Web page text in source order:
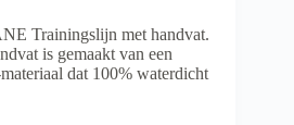
Trainingslijn met handvat.
is gemaakt van een
dat 100% waterdicht